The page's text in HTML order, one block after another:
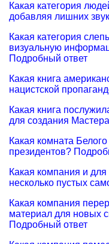
Какая категория
добавляя лишних
Какая категория
визуальную
Подробный ответ
Какая книга
нацистской
Какая книга
для создания
Какая комната
президентов?
Какая компания и
несколько пустых
Какая компания
материал для новых
Подробный ответ